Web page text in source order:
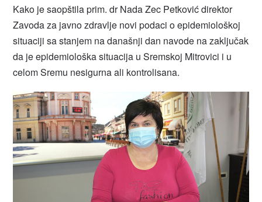
Kako je saopštila prim. dr Nada Zec Petković direktor
Zavoda za javno zdravlje novi podaci o epidemiološkoj
situaciji sa stanjem na današnji dan navode na zaključak
da je epidemiološka situacija u Sremskoj Mitrovici i u
celom Sremu nesigurna ali kontrolisana.